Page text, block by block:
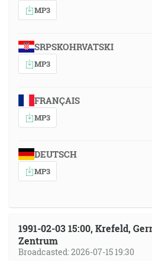
MP3
SRPSKOHRVATSKI
MP3
FRANÇAIS
MP3
DEUTSCH
MP3
1991-02-03 15:00, Krefeld,
Zentrum
Broadcasted: 2026-07-15 19:30